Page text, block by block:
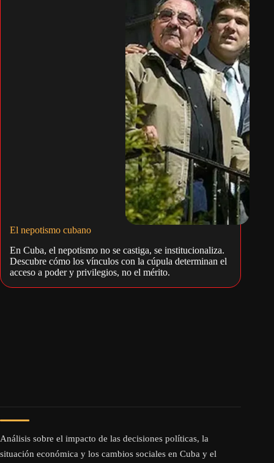
El nepotismo cubano
En Cuba, el nepotismo no se castiga, se institucionaliza.
Descubre cómo los vínculos con la cúpula determinan el
acceso a poder y privilegios, no el mérito.
Análisis sobre el impacto de las decisiones políticas, la
situación económica y los cambios sociales en Cuba y el